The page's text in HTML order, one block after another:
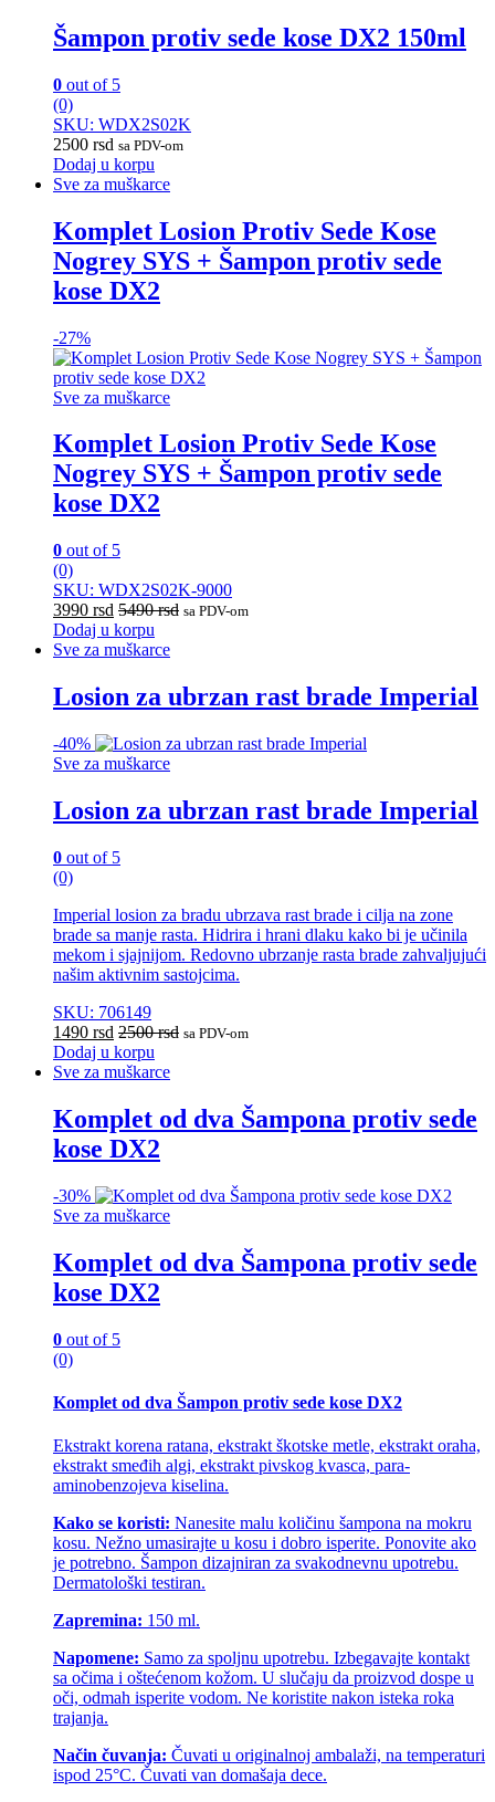
Šampon protiv sede kose DX2 150ml
0 out of 5
(0)
SKU: WDX2S02K
2500 rsd sa PDV-om
Dodaj u korpu
Sve za muškarce
Komplet Losion Protiv Sede Kose
Nogrey SYS + Šampon protiv sede
kose DX2
-27%
Sve za muškarce
Komplet Losion Protiv Sede Kose
Nogrey SYS + Šampon protiv sede
kose DX2
0 out of 5
(0)
SKU: WDX2S02K-9000
3990 rsd 5490rsd sa PDV-om
Dodaj u korpu
Sve za muškarce
Losion za ubrzan rast brade Imperial
-40%
Sve za muškarce
Losion za ubrzan rast brade Imperial
0 out of 5
(0)
Imperial losion za bradu ubrzava rast brade i cilja na zone
brade sa manje rasta. Hidrira i hrani dlaku kako bi je učinila
mekom i sjajnijom. Redovno ubrzanje rasta brade zahvaljujući
našim aktivnim sastojcima.
SKU: 706149
1490 rsd 2500rsd sa PDV-om
Dodaj u korpu
Sve za muškarce
Komplet od dva Šampona protiv sede
kose DX2
-30%
Sve za muškarce
Komplet od dva Šampona protiv sede
kose DX2
0 out of 5
(0)
Komplet od dva Šampon protiv sede kose DX2
Ekstrakt korena ratana, ekstrakt škotske metle, ekstrakt oraha,
ekstrakt smeđih algi, ekstrakt pivskog kvasca, para-
aminobenzojeva kiselina.
Kako se koristi: Nanesite malu količinu šampona na mokru
kosu. Nežno umasirajte u kosu i dobro isperite. Ponovite ako
je potrebno. Šampon dizajniran za svakodnevnu upotrebu.
Dermatološki testiran.
Zapremina: 150 ml.
Napomene: Samo za spoljnu upotrebu. Izbegavajte kontakt
sa očima i oštećenom kožom. U slučaju da proizvod dospe u
oči, odmah isperite vodom. Ne koristite nakon isteka roka
trajanja.
Način čuvanja: Čuvati u originalnoj ambalaži, na temperaturi
ispod 25°C. Čuvati van domašaja dece.